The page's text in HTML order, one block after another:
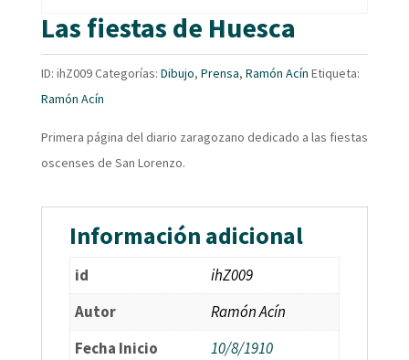
Las fiestas de Huesca
ID: ihZ009Categorías: Dibujo, Prensa, Ramón Acín Etiqueta:
Ramón Acín
Primera página del diario zaragozano dedicado a las fiestas
oscenses de San Lorenzo.
Información adicional
id
ihZ009
Autor
Ramón Acín
Fecha Inicio
10/8/1910